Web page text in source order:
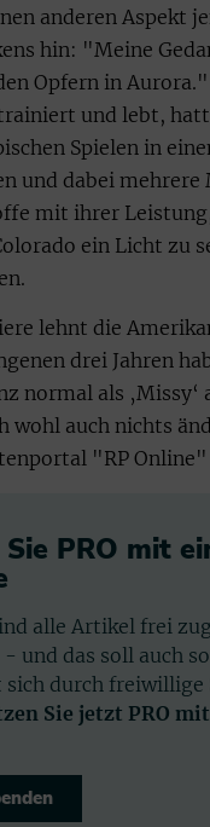
anderen Aspekt
hin: "Meine
Opfern in
und lebt,
Spielen in
und dabei mehrere
mit ihrer
ein Licht zu
lehnt die
drei Jahren
normal als ‚Missy‘
wohl auch nichts
"RP
PRO mit
alle Artikel frei
und das soll auch
durch freiwillige
Sie jetzt PRO